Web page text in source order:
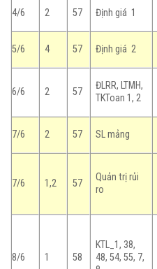
4/6 2 57 Định giá 1
5/6 4 57 Định giá 2
6/6 2 57
ĐLRR, LTMH,
TKToan 1, 2
7/6 2 57 SL mảng
7/6 1,2 57
Quản trị rủi
ro
8/6 1 58
KTL_1, 38,
48, 54, 55, 7,